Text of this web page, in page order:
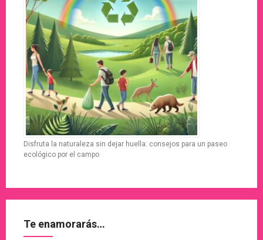
Disfruta la naturaleza sin dejar huella: consejos para un paseo
ecológico por el campo
Te enamorarás…